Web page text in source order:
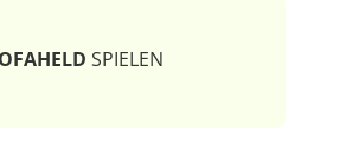
SPIELEN